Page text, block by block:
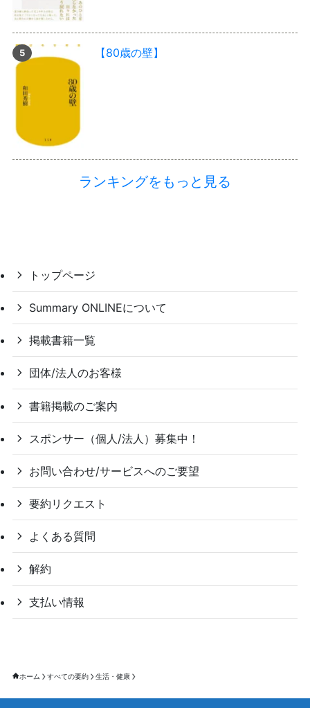
【80歳の壁】
ランキングをもっと見る
トップページ
Summary ONLINEについて
掲載書籍一覧
団体/法人のお客様
書籍掲載のご案内
スポンサー（個人/法人）募集中！
お問い合わせ/サービスへのご要望
要約リクエスト
よくある質問
解約
支払い情報
ホーム すべての要約 生活・健康